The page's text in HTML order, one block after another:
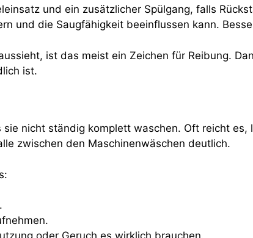
und ein zusätzlicher Spülgang, falls
und die Saugfähigkeit beeinflussen kann.
ist das meist ein Zeichen für Reibung.
ist.
nicht ständig komplett waschen. Oft reicht
zwischen den Maschinenwäschen deutlich.